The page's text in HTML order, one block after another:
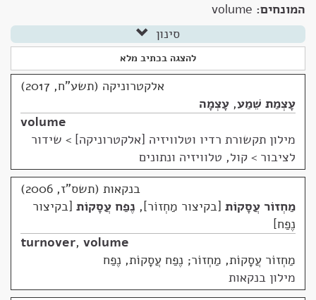
המונחים: volume
סינון
להצגה בכתיב מלא
אלקטרוניקה (תשע"ח, 2017)
עָצְמַת שֵׁמַע, עָצְמָה
volume
מילון תקשורת רדיו וטלוויזיה [אלקטרוניקה] > שידור
לציבור > קול, טלוויזיה ונתונים
בנקאות (תשס"ז, 2006)
מַחְזוֹר עֲסָקוֹת בקיצור מַחְזוֹר , נֶפַח עֲסָקוֹת בקיצור
נֶפַח
turnover, volume
מַחְזוֹר עֲסָקוֹת, מַחְזוֹר; נֶפַח עֲסָקוֹת, נֶפַח
מילון בנקאות